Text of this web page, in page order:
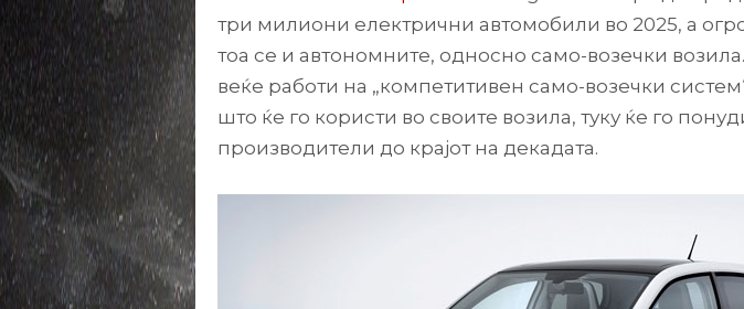
три милиони електрични автомобили во 2025, а
тоа се и автономните, односно само-возечки
веќе работи на „компетитивен само-возечки
што ќе го користи во своите возила, туку ќе го
производители до крајот на декадата.